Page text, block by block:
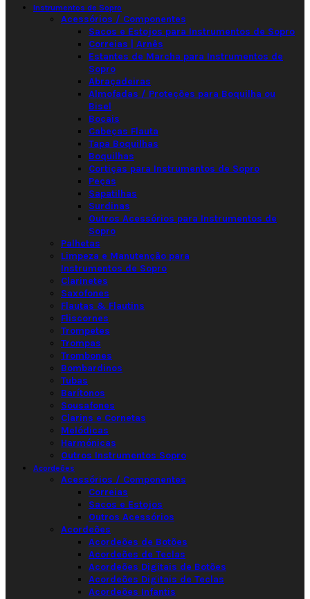
Instrumentos de Sopro
Acessórios / Componentes
Sacos e Estojos para Instrumentos de Sopro
Correias | Arnês
Estantes de Marcha para Instrumentos de
Sopro
Abraçadeiras
Almofadas / Proteções para Boquilha ou
Bisel
Bocais
Cabeças Flauta
Tapa Boquilhas
Boquilhas
Cortiças para Instrumentos de Sopro
Peças
Sapatilhas
Surdinas
Outros Acessórios para Instrumentos de
Sopro
Palhetas
Limpeza e Manutenção para
Instrumentos de Sopro
Clarinetes
Saxofones
Flautas & Flautins
Fliscornes
Trompetes
Trompas
Trombones
Bombardinos
Tubas
Barítonos
Sousafones
Clarins e Cornetas
Melódicas
Harmónicas
Outros Instrumentos Sopro
Acordeões
Acessórios / Componentes
Correias
Sacos e Estojos
Outros Acessórios
Acordeões
Acordeões de Botões
Acordeões de Teclas
Acordeões Digitais de Botões
Acordeões Digitais de Teclas
Acordeões Infantis